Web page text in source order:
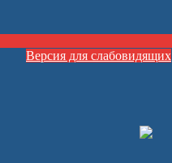
Версия для слабовидящих